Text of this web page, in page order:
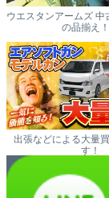
ウエスタンアームズ 中
の品揃え！
出張などによる大量
す！